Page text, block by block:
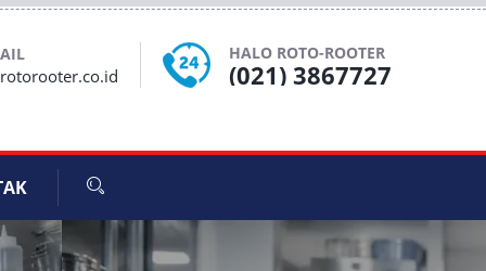
HALO ROTO-ROOTER
(021) 3867727